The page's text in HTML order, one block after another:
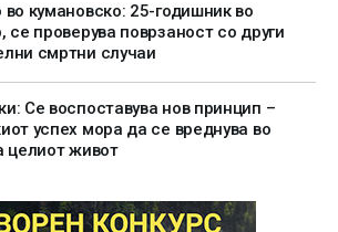
во кумановско: 25-годишник во
се проверува поврзаност со други
смртни случаи
Се воспоставува нов принцип –
успех мора да се вреднува во
целиот живот